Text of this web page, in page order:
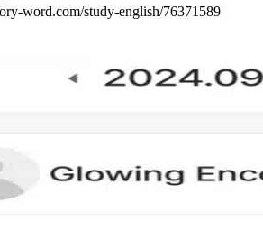
word.com/study-english/76371589